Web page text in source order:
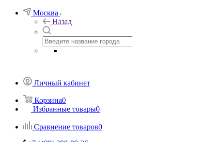
Москва
Назад
Личный кабинет
Корзина0
Избранные товары0
Сравнение товаров0